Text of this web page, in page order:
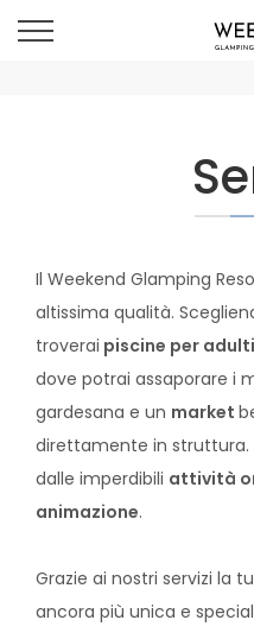
Il Weekend Glamping
altissima qualità.
troverai piscine per
dove potrai assaporare i
gardesana e un market
direttamente in struttura.
dalle imperdibili attività
animazione.
Grazie ai nostri servizi la
ancora più unica e